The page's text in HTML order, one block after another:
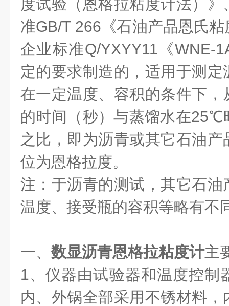
度试验（恩格拉粘度计法）
准GB/T 266《石油产品恩氏
企业标准Q/YXYY11《WNE-
定的要求制造的，适用于测
在一定温度、容积的条件下
的时间（秒）与蒸馏水在25℃
之比，即为沥青或其它石油
位为恩格拉度。
注：于沥青的测试，其它石
温度、接受瓶的容积等略有不
一、 数显沥青恩格拉粘度计主
1、仪器由试验器和温度控制
内、外锅全部采用不锈材料